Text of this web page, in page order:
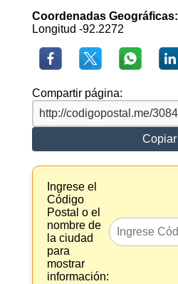
Coordenadas Geográficas:
Longitud -92.2272
Compartir página:
Copiar
Ingrese el
Código
Postal o el
nombre de
la ciudad
para
mostrar
información: